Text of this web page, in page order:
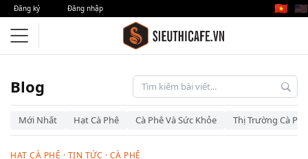
Đăng ký Đăng nhập 🇻🇳 🇺🇸
Blog
Mới Nhất Hạt Cà Phê Cà Phê Và Sức Khỏe Thị Trường Cà Phê
HẠT CÀ PHÊ · TIN TỨC · CÀ PHÊ